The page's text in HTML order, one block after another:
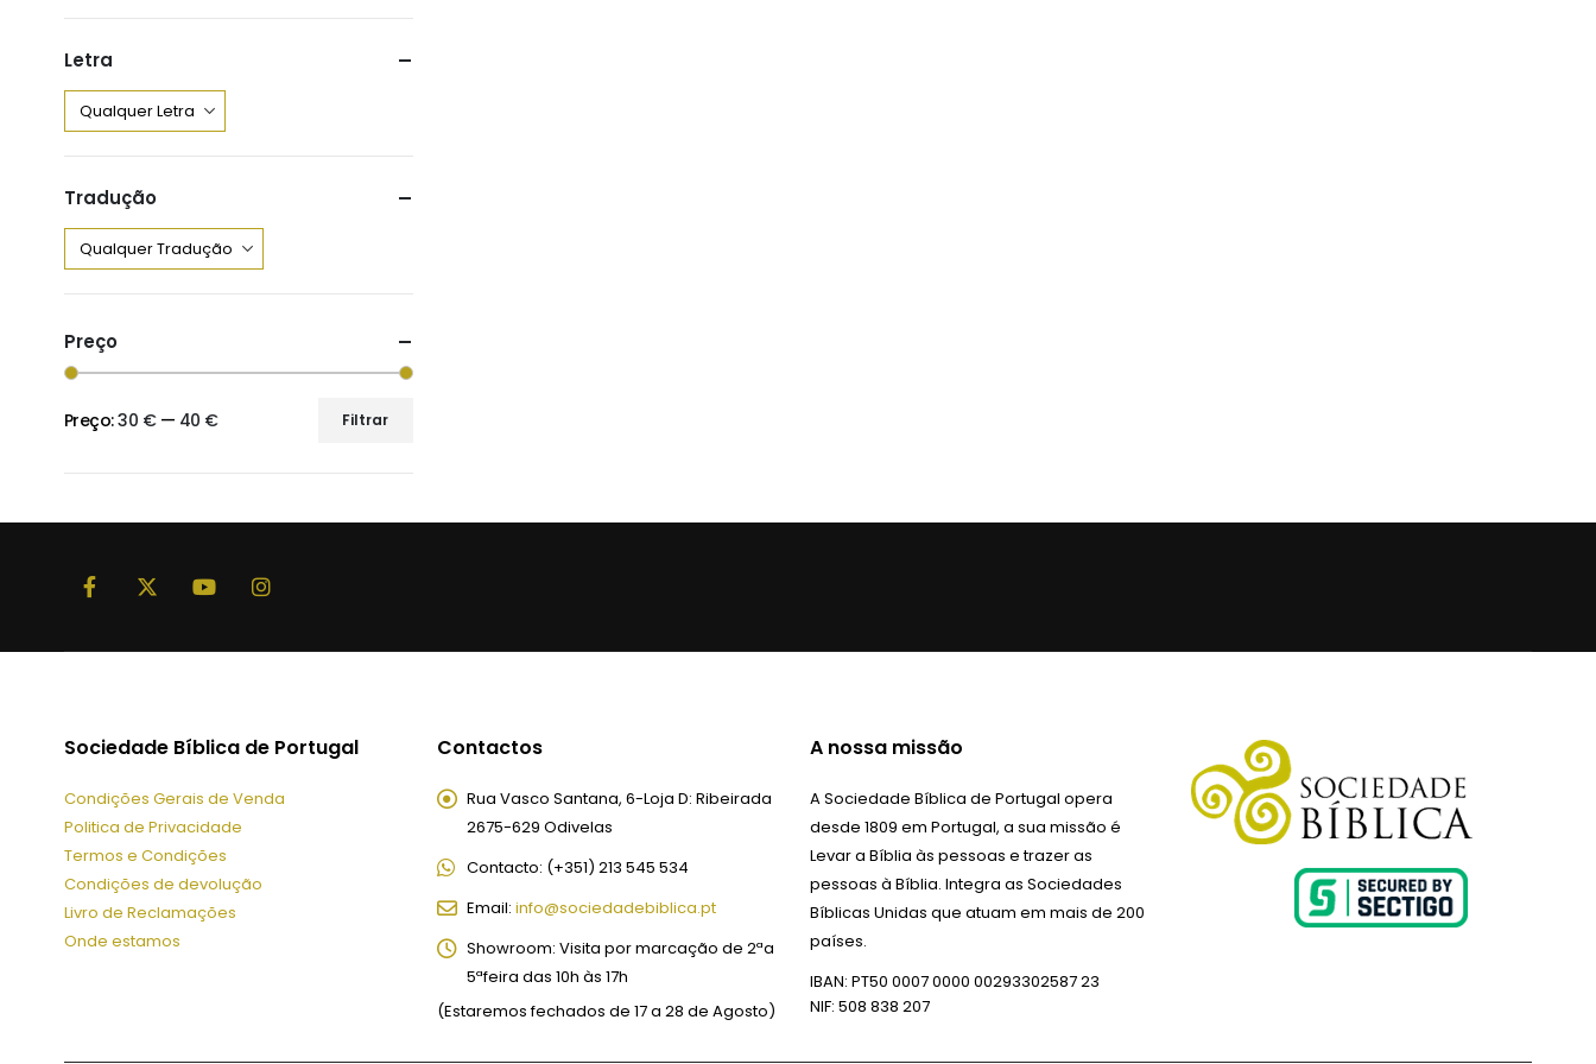
Letra
Tradução
Preço
Preço
mínimo
Preço
máximo
Filtrar
Preço:30 €— 40 €
Sociedade Bíblica de Portugal
Condições Gerais de Venda
Politica de Privacidade
Termos e Condições
Condições de devolução
Livro de Reclamações
Onde estamos
Contactos
Rua Vasco Santana, 6-Loja D: Ribeirada
2675-629 Odivelas
Contacto: (+351) 213 545 534
Email: info@sociedadebiblica.pt
Showroom: Visita por marcação de 2ªa
5ªfeira das 10h às 17h
(Estaremos fechados de 17 a 28 de Agosto)
A nossa missão
A Sociedade Bíblica de Portugal opera
desde 1809 em Portugal, a sua missão é
Levar a Bíblia às pessoas e trazer as
pessoas à Bíblia. Integra as Sociedades
Bíblicas Unidas que atuam em mais de 200
países.
IBAN: PT50 0007 0000 00293302587 23
NIF: 508 838 207